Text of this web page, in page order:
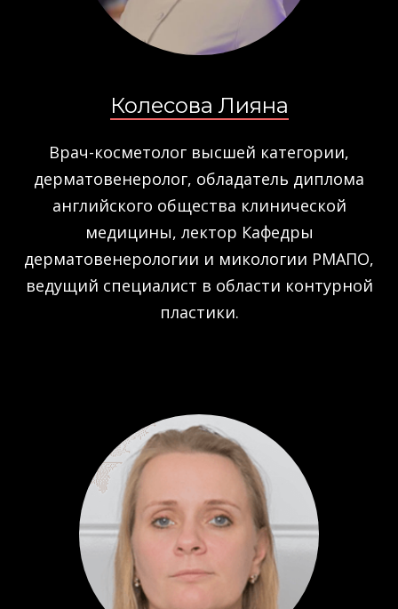
Колесова Лияна
Врач-косметолог высшей категории,
дерматовенеролог, обладатель диплома
английского общества клинической
медицины, лектор Кафедры
дерматовенерологии и микологии РМАПО,
ведущий специалист в области контурной
пластики.